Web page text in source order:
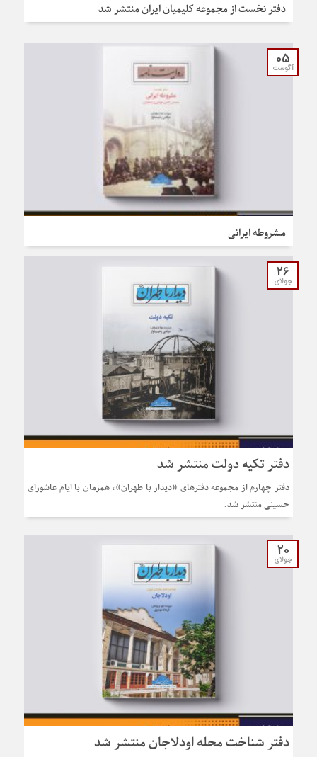
دفتر نخست از مجموعه کلیمیان ایران منتشر شد
05
آگوست
مشروطه ایرانی
26
جولای
دفتر تکیه دولت منتشر شد
دفتر چهارم از مجموعه دفترهای «دیدار با طهران»، همزمان با ایام عاشورای
حسینی منتشر شد.
20
جولای
دفتر شناخت محله اودلاجان منتشر شد